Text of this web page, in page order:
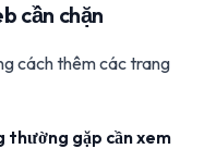
cần chặn
cách thêm các trang
thường gặp cần xem